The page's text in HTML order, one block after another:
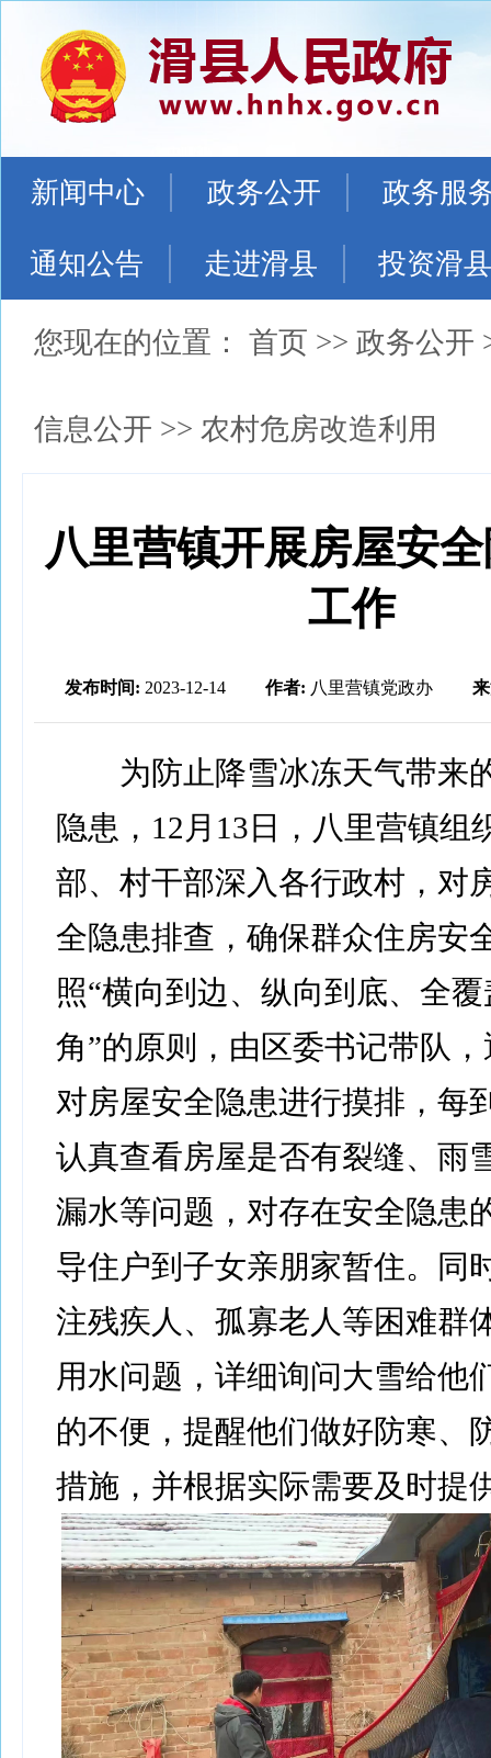
新闻中心 政务公开 政务服
通知公告 走进滑县 投资滑县
您现在的位置： 首页 >> 政务公开
信息公开 >> 农村危房改造利用
八里营镇开展房屋安
工作
发布时间: 2023-12-14 作者: 八里营镇党政办
为防止降雪冰冻天气带来
隐患，12月13日，八里营镇组
部、村干部深入各行政村，对
全隐患排查，确保群众住房安
照“横向到边、纵向到底、全
角”的原则，由区委书记带队
对房屋安全隐患进行摸排，每
认真查看房屋是否有裂缝、雨
漏水等问题，对存在安全隐患
导住户到子女亲朋家暂住。同
注残疾人、孤寡老人等困难群
用水问题，详细询问大雪给他
的不便，提醒他们做好防寒、
措施，并根据实际需要及时提